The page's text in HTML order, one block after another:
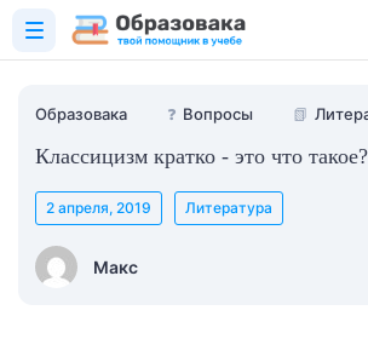
Образовака ❓ Вопросы 📗
Классицизм кратко - это что такое?
Макс
2 апреля, 2019 Литература